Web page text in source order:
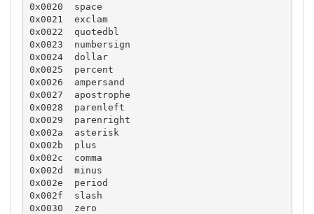
0x0020	space
0x0021	exclam
0x0022	quotedbl
0x0023	numbersign
0x0024	dollar
0x0025	percent
0x0026	ampersand
0x0027	apostrophe
0x0028	parenleft
0x0029	parenright
0x002a	asterisk
0x002b	plus
0x002c	comma
0x002d	minus
0x002e	period
0x002f	slash
0x0030	zero